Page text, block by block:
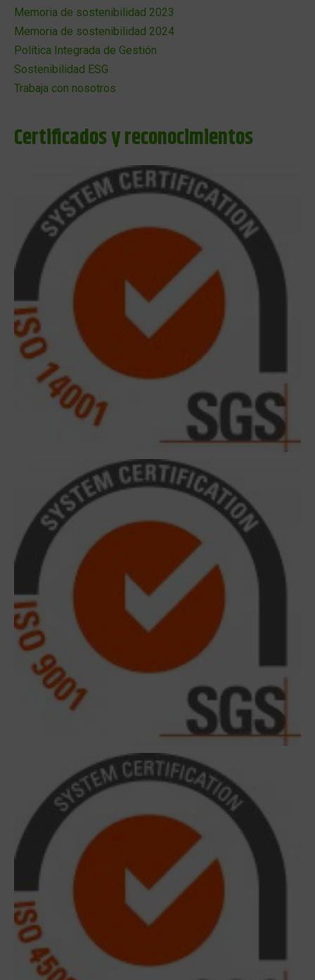
Memoria de sostenibilidad 2023
Memoria de sostenibilidad 2024
Política Integrada de Gestión
Sostenibilidad ESG
Trabaja con nosotros
Certificados y reconocimientos